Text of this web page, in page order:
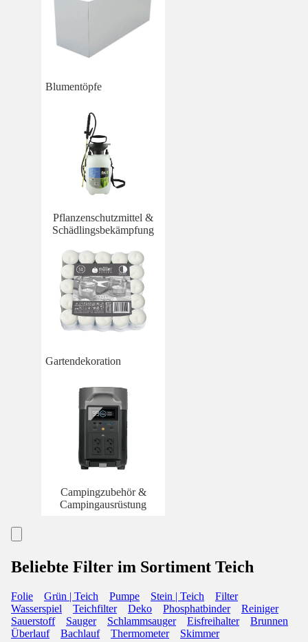
Blumentöpfe
Pflanzenschutzmittel &
Schädlingsbekämpfung
Gartendekoration
Campingzubehör &
Campingausrüstung
Beliebte Filter im Sortiment Teich
Folie Grün | Teich Pumpe Stein | Teich
Filter
Wasserspiel
Teichfilter Deko Phosphatbinder
Reiniger
Sauerstoff
Sauger Schlammsauger Eisfreihalter
Brunnen
Überlauf
Bachlauf Thermometer Skimmer